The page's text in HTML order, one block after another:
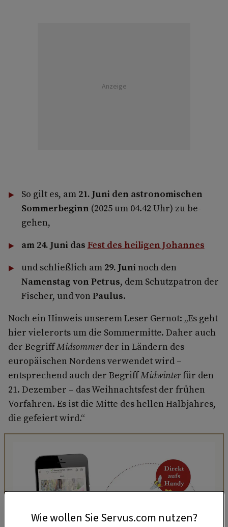
Anzeige
So gilt es, am 21. Juni den astronomischen
Sommerbeginn (2025 um 04.42 Uhr) zu be­
gehen,
am 24. Juni das Fest des heiligen Johannes
und schließlich am 29. Juni noch den
Namenstag von Petrus, dem Schutzpatron der
Fischer, und von Paulus.
Noch ein Hinweis unserem Leser Gernot: „Es geht
hier vielerorts um die Sommermitte. Daher auch
der BegriffMidsommerder in Ländern des
europäischen Nordens verwendet wird –
entsprechend auch der BegriffMidwinterfür den
21. Dezember – das Weihnachtsfest der frühen
Vorfahren. Es ist die Mitte des hellen Halbjahres,
die gefeiert wird.“
Wie wollen Sie Servus.com nutzen?